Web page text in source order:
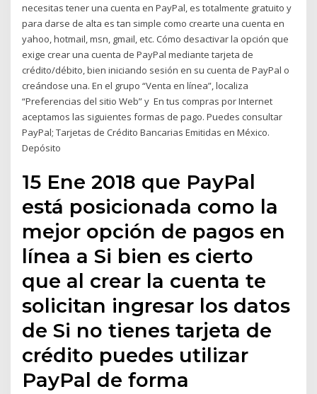
necesitas tener una cuenta en PayPal, es totalmente gratuito y
para darse de alta es tan simple como crearte una cuenta en
yahoo, hotmail, msn, gmail, etc. Cómo desactivar la opción que
exige crear una cuenta de PayPal mediante tarjeta de
crédito/débito, bien iniciando sesión en su cuenta de PayPal o
creándose una. En el grupo “Venta en línea”, localiza
“Preferencias del sitio Web” y En tus compras por Internet
aceptamos las siguientes formas de pago. Puedes consultar
PayPal; Tarjetas de Crédito Bancarias Emitidas en México.
Depósito
15 Ene 2018 que PayPal
está posicionada como la
mejor opción de pagos en
línea a Si bien es cierto
que al crear la cuenta te
solicitan ingresar los datos
de Si no tienes tarjeta de
crédito puedes utilizar
PayPal de forma